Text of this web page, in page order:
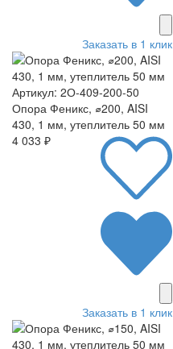
Заказать в 1 клик
Артикул: 2О-409-200-50
Опора Феникс, ⌀200, AISI
430, 1 мм, утеплитель 50 мм
4 033 ₽
Заказать в 1 клик